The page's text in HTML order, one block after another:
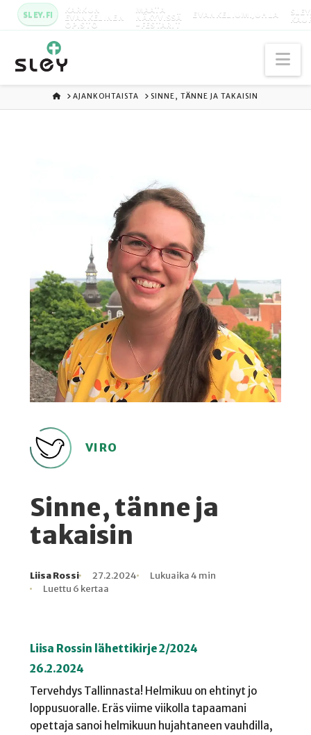
SLEY.FI KARKUN
EVANKELINEN
OPISTO
MAATA
NÄKYVISSÄ
-FESTARIT
EVANKELIUMIJUHLA
ETUSIVU
AJANKOHTAISTA SINNE, TÄNNE JA TAKAISIN
VIRO
Sinne, tänne ja
takaisin
Kirjoittaja
Liisa Rossi
Julkaistu
27.2.2024
Lukuaika
Lukuaika 4 min
Lukukertoja
Luettu 6 kertaa
Liisa Rossin lähettikirje 2/2024
26.2.2024
Tervehdys Tallinnasta! Helmikuu on ehtinyt jo
loppusuoralle. Eräs viime viikolla tapaamani
opettaja sanoi helmikuun hujahtaneen vauhdilla,